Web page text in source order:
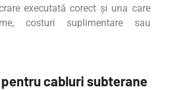
executată corect și una care
costuri suplimentare sau
cabluri subterane